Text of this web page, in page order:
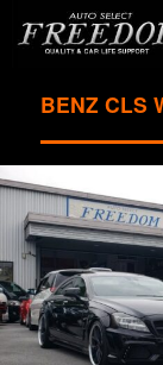
BENZ CLS